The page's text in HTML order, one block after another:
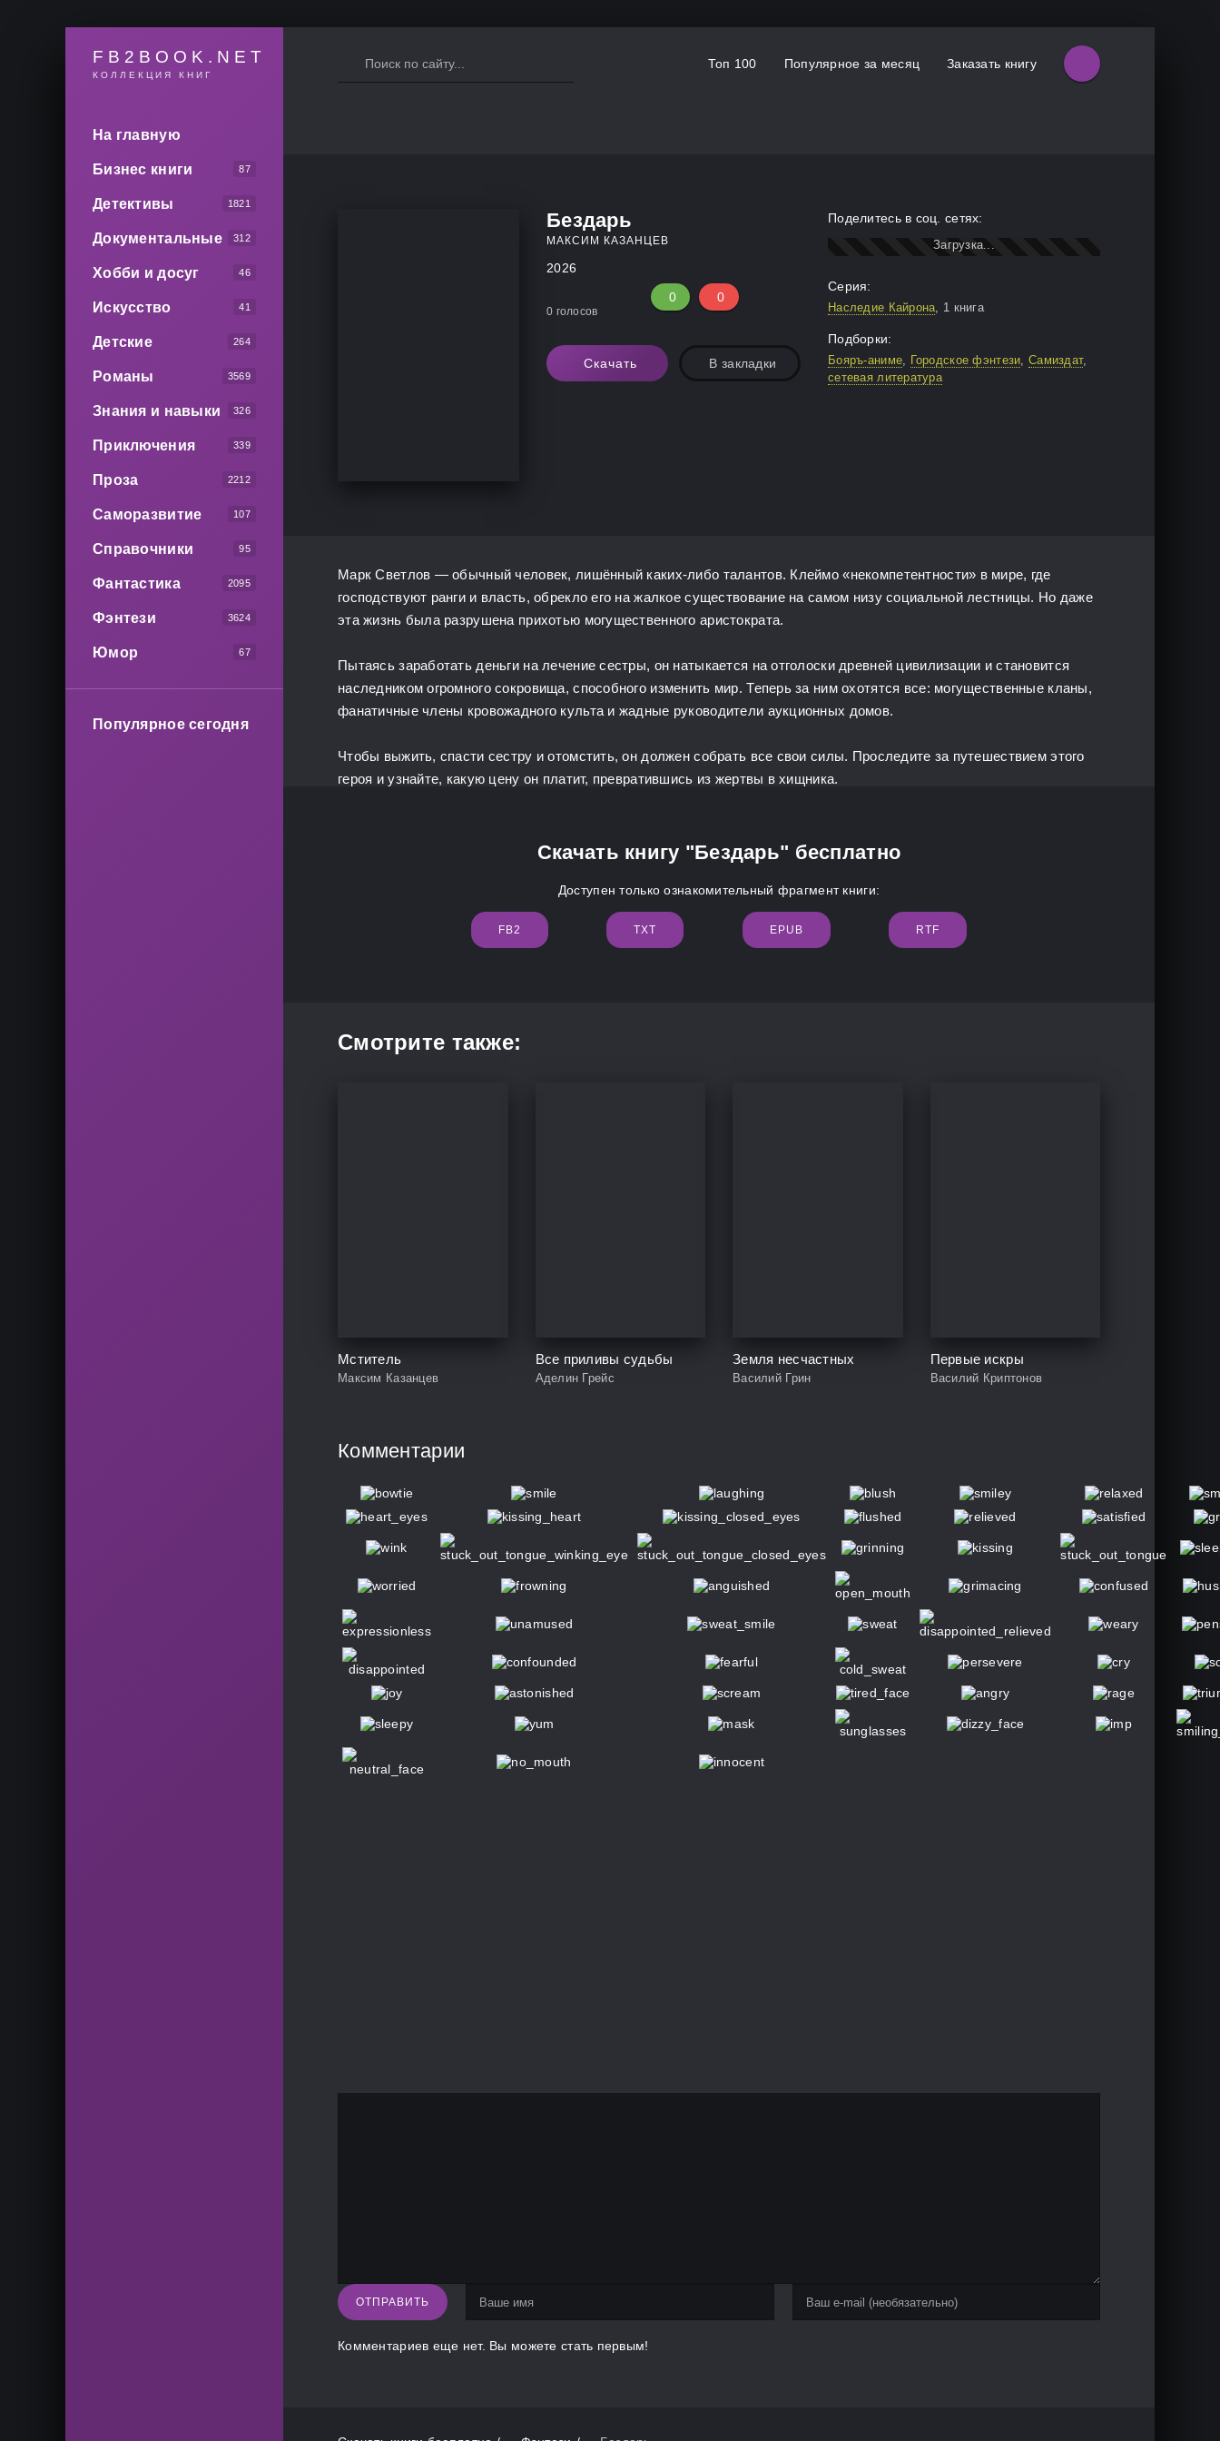
FB2BOOK.NET
КОЛЛЕКЦИЯ КНИГ
Топ 100 Популярное за месяц Заказать книгу
На главную
Бизнес книги 87
Детективы 1821
Документальные 312
Хобби и досуг 46
Искусство 41
Детские 264
Романы 3569
Знания и навыки 326
Приключения 339
Проза 2212
Саморазвитие 107
Справочники 95
Фантастика 2095
Фэнтези 3624
Юмор 67
Популярное сегодня
Бездарь
МАКСИМ КАЗАНЦЕВ
2026
0 голосов
0 0
Скачать В закладки
Поделитесь в соц. сетях:
Серия:
Наследие Кайрона, 1 книга
Подборки:
Бояръ-аниме, Городское фэнтези, Самиздат,
сетевая литература
Марк Светлов — обычный человек, лишённый каких-либо талантов. Клеймо «некомпетентности» в мире, где
господствуют ранги и власть, обрекло его на жалкое существование на самом низу социальной лестницы. Но даже
эта жизнь была разрушена прихотью могущественного аристократа.
Пытаясь заработать деньги на лечение сестры, он натыкается на отголоски древней цивилизации и становится
наследником огромного сокровища, способного изменить мир. Теперь за ним охотятся все: могущественные кланы,
фанатичные члены кровожадного культа и жадные руководители аукционных домов.
Чтобы выжить, спасти сестру и отомстить, он должен собрать все свои силы. Проследите за путешествием этого
героя и узнайте, какую цену он платит, превратившись из жертвы в хищника.
Скачать книгу "Бездарь" бесплатно
Доступен только ознакомительный фрагмент книги:
FB2 TXT EPUB RTF
Смотрите также:
Мститель
Максим Казанцев
Все приливы судьбы
Аделин Грейс
Земля несчастных
Василий Грин
Первые искры
Василий Криптонов
Комментарии
ОТПРАВИТЬ
Комментариев еще нет. Вы можете стать первым!